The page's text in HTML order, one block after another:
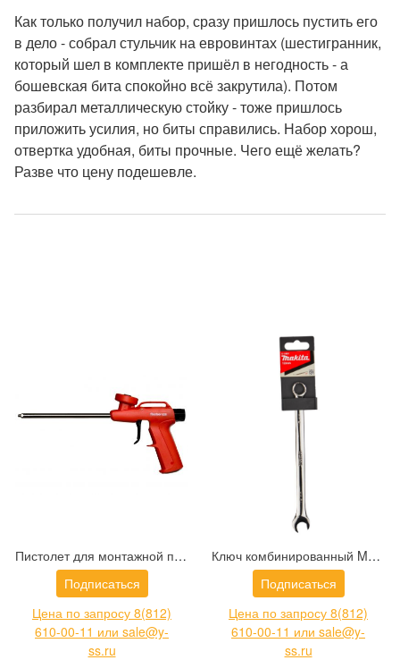
Как только получил набор, сразу пришлось пустить его
в дело - собрал стульчик на евровинтах (шестигранник,
который шел в комплекте пришёл в негодность - а
бошевская бита спокойно всё закрутила). Потом
разбирал металлическую стойку - тоже пришлось
приложить усилия, но биты справились. Набор хорош,
отвертка удобная, биты прочные. Чего ещё желать?
Разве что цену подешевле.
Пистолет для монтажной пены Fischer PUP K2 Plus (62400)
Подписаться
Цена по запросу 8(812)
610-00-11 или sale@y-
ss.ru
Ключ комбинированный Makita E-11601
Подписаться
Цена по запросу 8(812)
610-00-11 или sale@y-
ss.ru